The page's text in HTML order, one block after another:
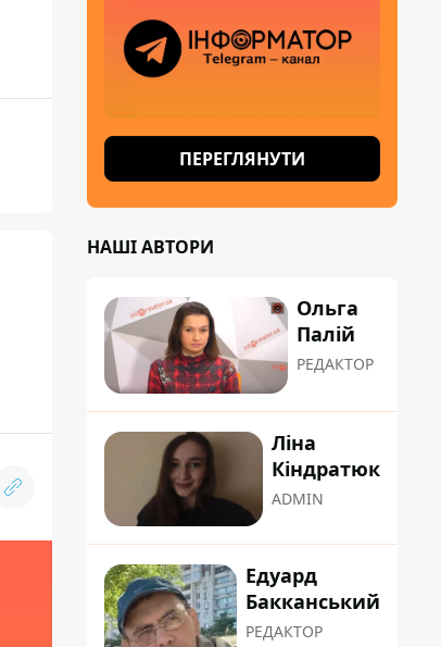
ПЕРЕГЛЯНУТИ
НАШІ АВТОРИ
Ольга
Палій
РЕДАКТОР
Ліна
Кіндратюк
ADMIN
Едуард
Бакканський
РЕДАКТОР